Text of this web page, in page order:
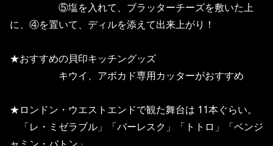
⑤塩を入れて、ブラッターチーズを敷いた上
に、④を置いて、ディルを添えて出来上がり！
★おすすめの貝印キッチングッズ
キウイ、アボカド専用カッターがおすすめ
★ロンドン・ウエストエンドで観た舞台は 11本ぐらい。
「レ・ミゼラブル」「バーレスク」「トトロ」「ベンジ